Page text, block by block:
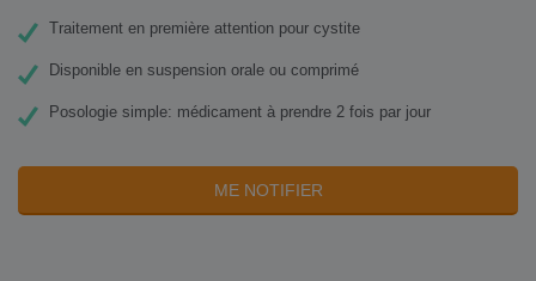
Traitement en première attention pour cystite
Disponible en suspension orale ou comprimé
Posologie simple: médicament à prendre 2 fois par jour
ME NOTIFIER